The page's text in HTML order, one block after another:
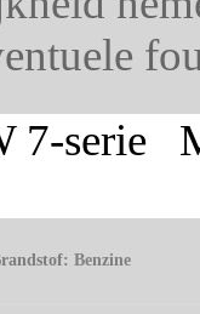
7-serie
Benzine